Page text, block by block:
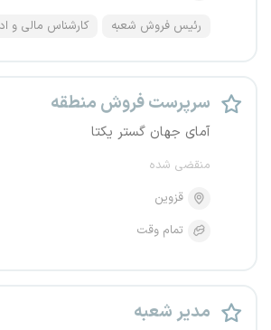
رئیس فروش شعبه کارشناس مالی و
سرپرست فروش منطقه
آمای جهان گستر یکتا
منقضی شده
قزوین
تمام وقت
مدیر شعبه